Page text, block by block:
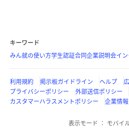
キーワード
みん就の使い方学生認証合同企業説明会イ
利用規約 掲示板ガイドライン ヘルプ
プライバシーポリシー
外部送信ポリシー
カスタマーハラスメントポリシー
企業情報
表示モード モバイ